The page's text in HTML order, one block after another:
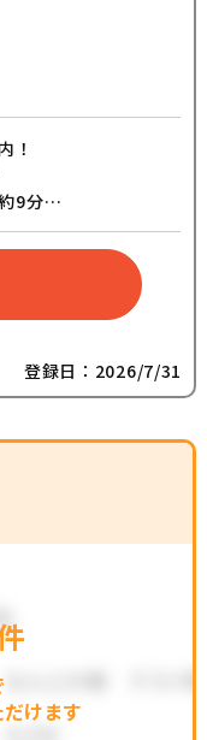
！
9分
歩約19分
分
登録日：2026/7/31
けます